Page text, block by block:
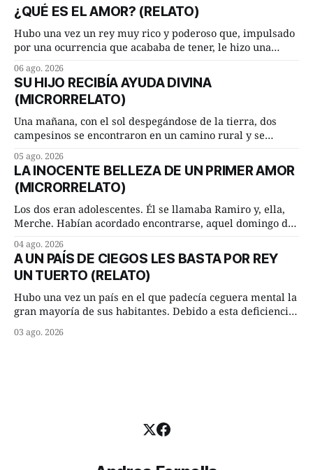
¿QUÉ ES EL AMOR? (RELATO)
Hubo una vez un rey muy rico y poderoso que, impulsado
por una ocurrencia que acababa de tener, le hizo una
Dime, hombre sabio, ¿qué es el amor según tú? Su
consejero, que era muy prudente y astuto le respondió de
inmediato:
06 ago. 2026
SU HIJO RECIBÍA AYUDA DIVINA
(MICRORRELATO)
Una mañana, con el sol despegándose de la tierra, dos
campesinos se encontraron en un camino rural y se
remolachas, Manuel? —quiso saber uno. —Eso acabo de
hacer, Paco. ¿Cómo va ese maíz tuyo? --se interesó el otro.
—De momento mejor
05 ago. 2026
LA INOCENTE BELLEZA DE UN PRIMER AMOR
(MICRORRELATO)
Los dos eran adolescentes. Él se llamaba Ramiro y, ella,
Merche. Habían acordado encontrarse, aquel domingo de
lugar del río que debía este nombre a la pronunciada
curva que la corriente fluvial presentaba en aquel punto.
Habían dispuesto que
04 ago. 2026
A UN PAÍS DE CIEGOS LES BASTA POR REY
UN TUERTO (RELATO)
Hubo una vez un país en el que padecía ceguera mental la
gran mayoría de sus habitantes. Debido a esta deficiencia,
superiores en número a los que no padecían ninguna
03 ago. 2026